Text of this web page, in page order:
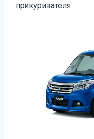
прикуривателя.